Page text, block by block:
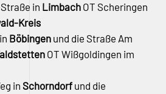
in Limbach OT Scheringen
Kreis
Böbingen und die Straße Am
OT Wißgoldingen im
in Schorndorf und die